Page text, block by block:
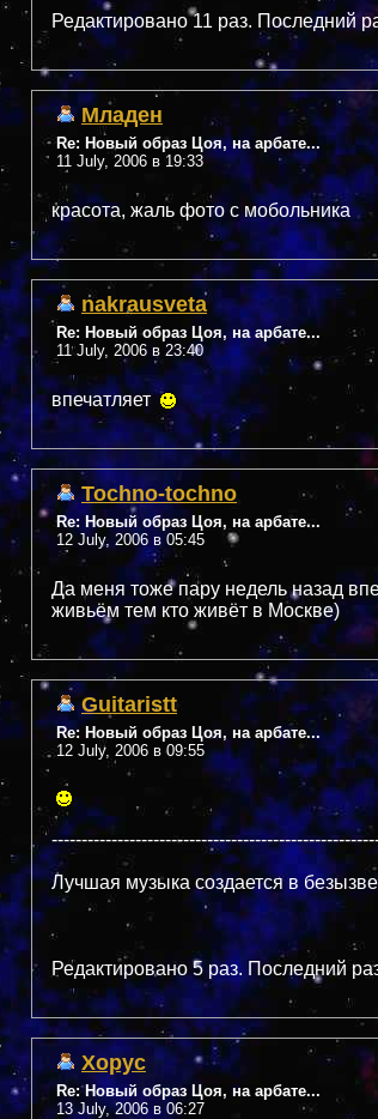
Редактировано 11 раз. Последний
Младен
Re: Новый образ Цоя, на арбате...
11 July, 2006 в 19:33
красота, жаль фото с мобольника
nakrausveta
Re: Новый образ Цоя, на арбате...
11 July, 2006 в 23:40
впечатляет
Tochno-tochno
Re: Новый образ Цоя, на арбате...
12 July, 2006 в 05:45
Да меня тоже пару недель назад
живьём тем кто живёт в Москве)
Guitaristt
Re: Новый образ Цоя, на арбате...
12 July, 2006 в 09:55
Лучшая музыка создается в
Редактировано 5 раз. Последний
Xopyc
Re: Новый образ Цоя, на арбате...
13 July, 2006 в 06:27